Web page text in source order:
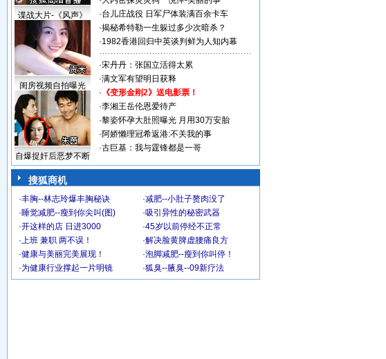
谍战大片-《风声》
闺房视频自拍曝光
自爆捉奸后恶梦不断
·台儿庄战役 日军尸体装满百余卡车
·揭秘希特勒一生躲过多少次暗杀？
·1982香港回归中英谈判鲜为人知内幕
·宋丹丹：张国立活得太累
·满文军有望明日获释
· 《变形金刚2》送电影票！
·李湘王岳伦恩爱待产
·黎姿怀孕大肚照曝光 月用30万安胎
·阿娇懒理冠希返港:不关我的事
·古巨基：我与霆锋都是一哥
搜狐商机
·丰胸--林志玲爆丰胸秘诀 ·减肥--小肚子赘肉没了
·睡觉减肥--瘦到你尖叫(图) ·吸引异性的秘密武器
·开这样的店 日进3000 ·45岁以前停经不正常
·上班 兼职 两不误！ ·解决脸黄脾虚腰痛良方
·健康与美丽完美展现！ ·泡脚减肥--瘦到你叫停！
·为健康行业撑起一片明镜 ·狐臭--腋臭--09新疗法